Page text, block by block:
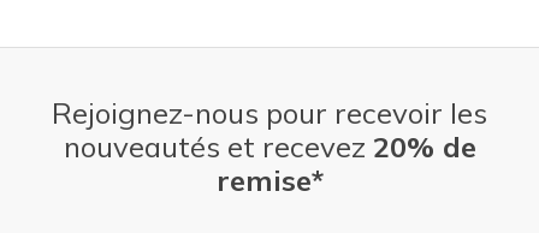
Rejoignez-nous pour recevoir les
nouveautés et recevez 20% de
remise*